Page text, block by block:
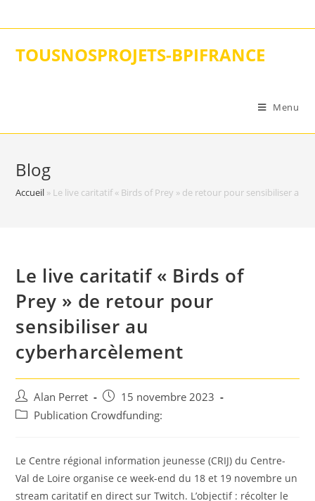
to
TOUSNOSPROJETS-BPIFRANCE
Menu
Blog
Accueil » Le live caritatif « Birds of Prey » de retour pour sensibiliser au
Le live caritatif « Birds of
Prey » de retour pour
sensibiliser au
cyberharcèlement
Auteur/autrice
de
Alan Perret
Post
published:
15 novembre 2023
PostPublication Crowdfunding:
Le Centre régional information jeunesse (CRIJ) du Centre-
Val de Loire organise ce week-end du 18 et 19 novembre un
stream caritatif en direct sur Twitch. L’objectif : récolter le